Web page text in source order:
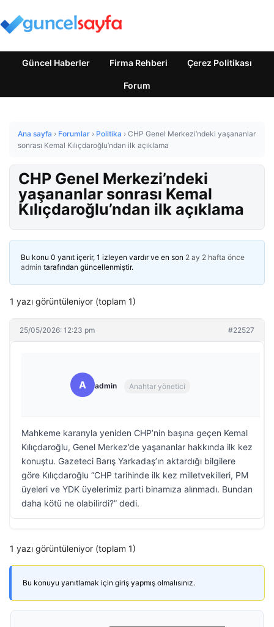
Güncel Haberler Firma Rehberi Çerez Politikası
Forum
Ana sayfa › Forumlar › Politika › CHP Genel Merkezi’ndeki yaşananlar
sonrası Kemal Kılıçdaroğlu’ndan ilk açıklama
CHP Genel Merkezi’ndeki
yaşananlar sonrası Kemal
Kılıçdaroğlu’ndan ilk açıklama
Bu konu 0 yanıt içerir, 1 izleyen vardır ve en son 2 ay 2 hafta önce
admin tarafından güncellenmiştir.
1 yazı görüntüleniyor (toplam 1)
25/05/2026: 12:23 pm #22527
A admin Anahtar yönetici
Mahkeme kararıyla yeniden CHP’nin başına geçen Kemal
Kılıçdaroğlu, Genel Merkez’de yaşananlar hakkında ilk kez
konuştu. Gazeteci Barış Yarkadaş’ın aktardığı bilgilere
göre Kılıçdaroğlu “CHP tarihinde ilk kez milletvekilleri, PM
üyeleri ve YDK üyelerimiz parti binamıza alınmadı. Bundan
daha kötü ne olabilirdi?” dedi.
1 yazı görüntüleniyor (toplam 1)
Bu konuyu yanıtlamak için giriş yapmış olmalısınız.